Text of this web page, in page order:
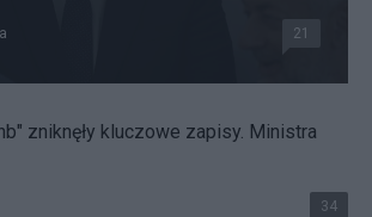
21
zniknęły kluczowe zapisy. Ministra
34